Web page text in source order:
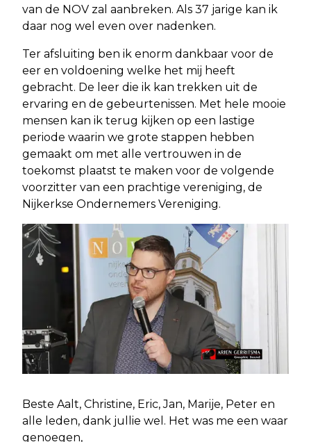
van de NOV zal aanbreken. Als 37 jarige kan ik
daar nog wel even over nadenken.
Ter afsluiting ben ik enorm dankbaar voor de
eer en voldoening welke het mij heeft
gebracht. De leer die ik kan trekken uit de
ervaring en de gebeurtenissen. Met hele mooie
mensen kan ik terug kijken op een lastige
periode waarin we grote stappen hebben
gemaakt om met alle vertrouwen in de
toekomst plaatst te maken voor de volgende
voorzitter van een prachtige vereniging, de
Nijkerkse Ondernemers Vereniging.
Beste Aalt, Christine, Eric, Jan, Marije, Peter en
alle leden, dank jullie wel. Het was me een waar
genoegen,